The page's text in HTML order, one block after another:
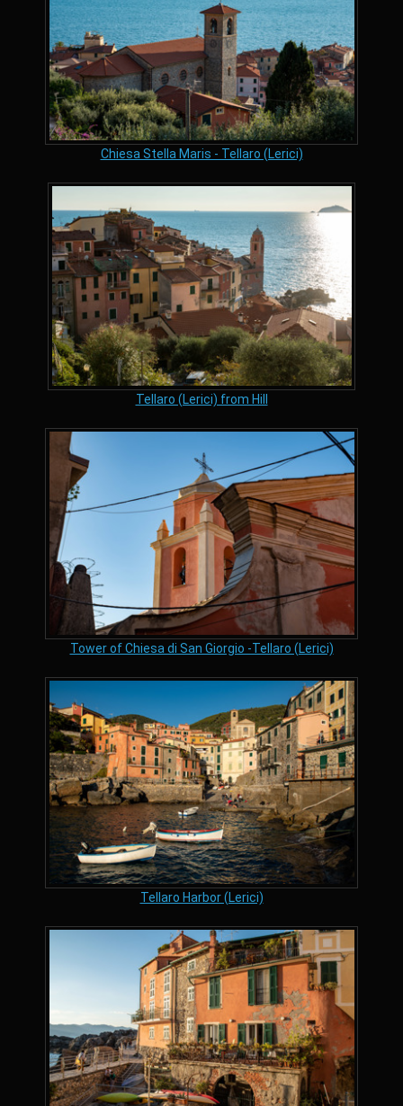
Chiesa Stella Maris - Tellaro (Lerici)
Tellaro (Lerici) from Hill
Tower of Chiesa di San Giorgio -Tellaro (Lerici)
Tellaro Harbor (Lerici)